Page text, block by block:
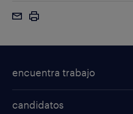
encuentra trabajo
candidatos